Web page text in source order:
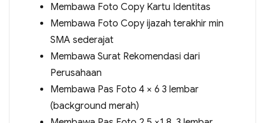
Membawa Foto Copy Kartu Identitas
Membawa Foto Copy ijazah terakhir min
SMA sederajat
Membawa Surat Rekomendasi dari
Perusahaan
Membawa Pas Foto 4 × 6 3 lembar
(background merah)